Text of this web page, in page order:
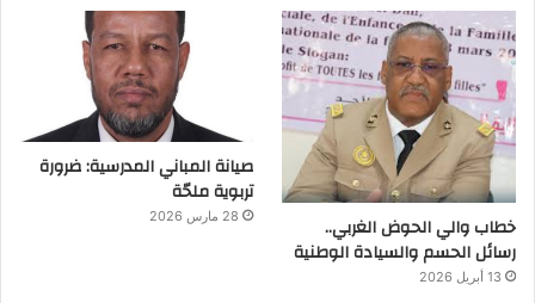
خطاب والي الحوض الغربي..
رسائل الحسم والسيادة الوطنية
13 أبريل 2026
صيانة المباني المدرسية: ضرورة
تربوية ملحّة
28 مارس 2026